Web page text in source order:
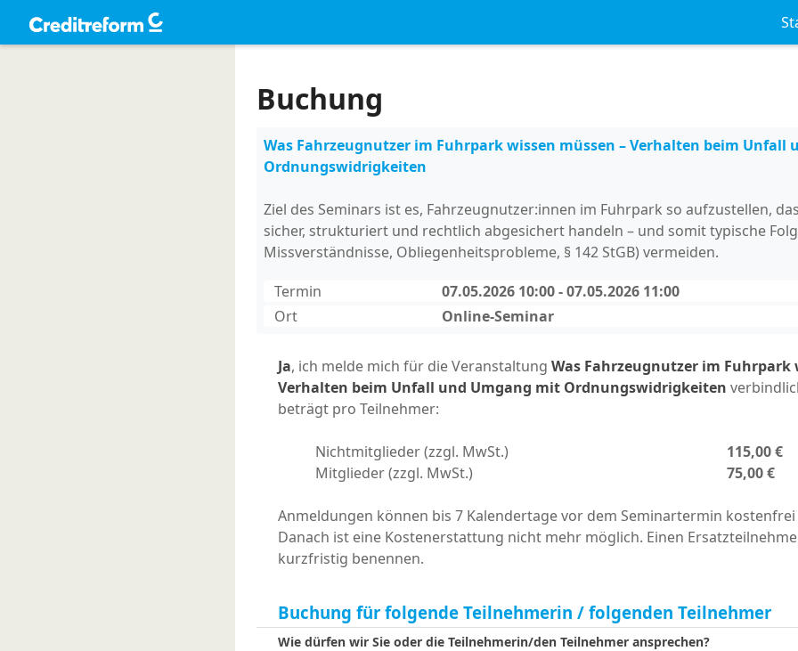
Buchung
Was Fahrzeugnutzer im Fuhrpark wissen müssen – Verhalten beim Unfall
Ordnungswidrigkeiten
Ziel des Seminars ist es, Fahrzeugnutzer:innen im Fuhrpark so aufzustellen,
sicher, strukturiert und rechtlich abgesichert handeln – und somit typische
Missverständnisse, Obliegenheitsprobleme, § 142 StGB) vermeiden.
Termin
07.05.2026 10:00 - 07.05.2026 11:00
Ort
Online-Seminar
Ja, ich melde mich für die Veranstaltung Was Fahrzeugnutzer im Fuhrpark
Verhalten beim Unfall und Umgang mit Ordnungswidrigkeiten
beträgt pro Teilnehmer:
Nichtmitglieder (zzgl. MwSt.)
115,00 €
Mitglieder (zzgl. MwSt.)
75,00 €
Anmeldungen können bis 7 Kalendertage vor dem Seminartermin
Danach ist eine Kostenerstattung nicht mehr möglich. Einen
kurzfristig benennen.
Buchung für folgende Teilnehmerin / folgenden Teilnehmer
Wie dürfen wir Sie oder die Teilnehmerin/den Teilnehmer ansprechen?